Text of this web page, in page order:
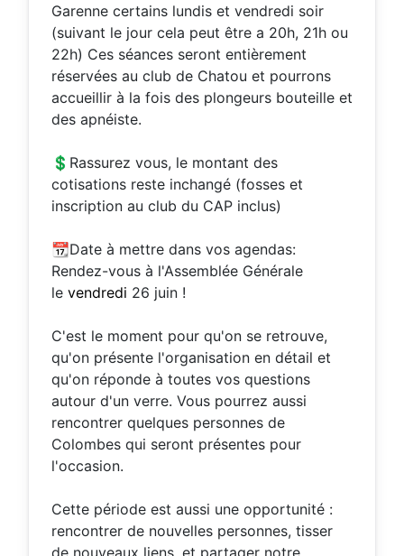
Garenne certains lundis et vendredi soir
(suivant le jour cela peut être a 20h, 21h ou
22h) Ces séances seront entièrement
réservées au club de Chatou et pourrons
accueillir à la fois des plongeurs bouteille et
des apnéiste.
💲Rassurez vous, le montant des
cotisations reste inchangé (fosses et
inscription au club du CAP inclus)
📆Date à mettre dans vos agendas:
Rendez-vous à l'Assemblée Générale
le vendredi 26 juin !
C'est le moment pour qu'on se retrouve,
qu'on présente l'organisation en détail et
qu'on réponde à toutes vos questions
autour d'un verre. Vous pourrez aussi
rencontrer quelques personnes de
Colombes qui seront présentes pour
l'occasion.
Cette période est aussi une opportunité :
rencontrer de nouvelles personnes, tisser
de nouveaux liens, et partager notre